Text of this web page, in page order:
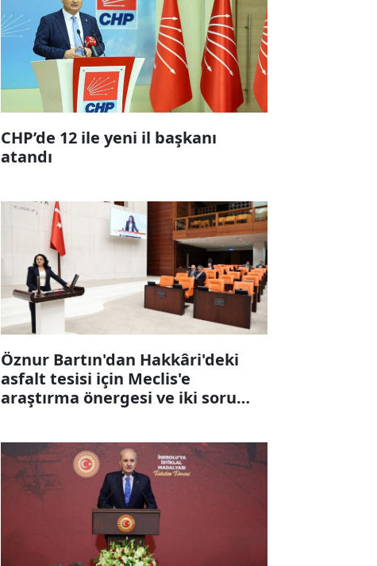
CHP’de 12 ile yeni il başkanı
atandı
Öznur Bartın'dan Hakkâri'deki
asfalt tesisi için Meclis'e
araştırma önergesi ve iki soru